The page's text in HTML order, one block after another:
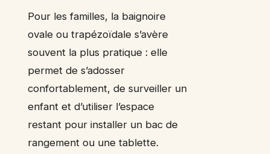
Pour les familles, la baignoire
ovale ou trapézoïdale s’avère
souvent la plus pratique : elle
permet de s’adosser
confortablement, de surveiller un
enfant et d’utiliser l’espace
restant pour installer un bac de
rangement ou une tablette.